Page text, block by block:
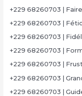
+229 68260703 |
+229 68260703 |
+229 68260703 |
+229 68260703 |
+229 68260703 |
+229 68260703 |
+229 68260703 |